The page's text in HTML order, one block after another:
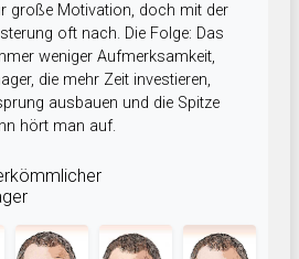
große Motivation, doch mit der
oft nach. Die Folge: Das
weniger Aufmerksamkeit,
die mehr Zeit investieren,
ausbauen und die Spitze
hört man auf.